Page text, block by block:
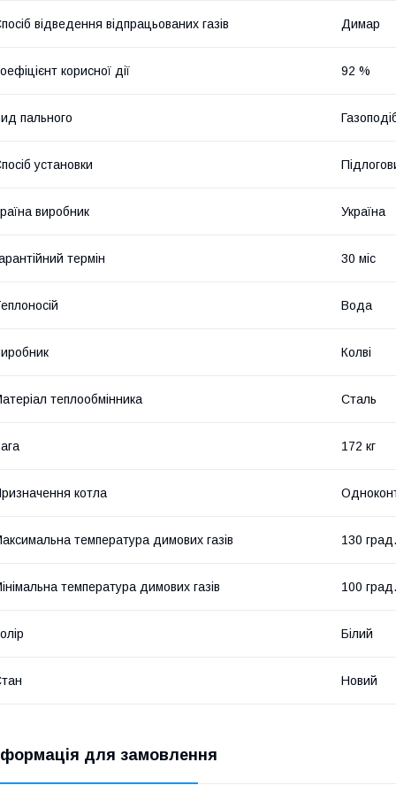
відведення відпрацьованих газів Димар
корисної дії 92 %
пального
установки
виробник Україна
термін 30 міс
Вода
Колві
теплообмінника Сталь
172 кг
котла
температура димових газів 130 град.
температура димових газів 100 град.
Білий
Новий
для замовлення